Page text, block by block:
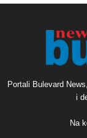
Portali Bulevard
i
Na